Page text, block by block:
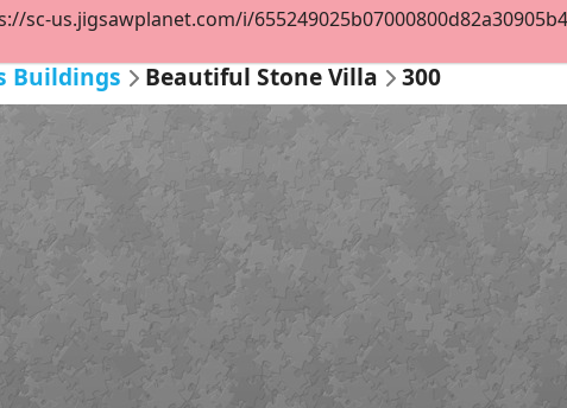
Buildings Beautiful Stone Villa 300
sc-us.jigsawplanet.com/i/